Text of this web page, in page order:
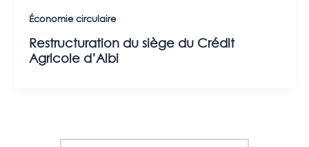
Économie circulaire
Restructuration du siège du Crédit
Agricole d’Albi